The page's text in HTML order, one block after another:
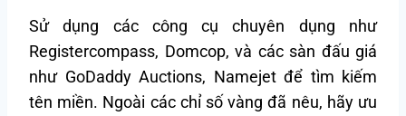
Sử dụng các công cụ chuyên dụng như
Registercompass, Domcop, và các sàn đấu giá
như GoDaddy Auctions, Namejet để tìm kiếm
tên miền. Ngoài các chỉ số vàng đã nêu, hãy ưu